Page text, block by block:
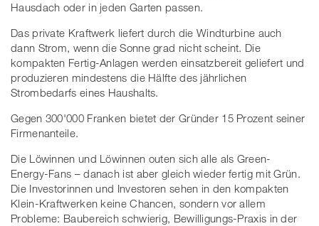
Hausdach oder in jeden Garten passen.
Das private Kraftwerk liefert durch die Windturbine auch
dann Strom, wenn die Sonne grad nicht scheint. Die
kompakten Fertig-Anlagen werden einsatzbereit geliefert und
produzieren mindestens die Hälfte des jährlichen
Strombedarfs eines Haushalts.
Gegen 300'000 Franken bietet der Gründer 15 Prozent seiner
Firmenanteile.
Die Löwinnen und Löwinnen outen sich alle als Green-
Energy-Fans – danach ist aber gleich wieder fertig mit Grün.
Die Investorinnen und Investoren sehen in den kompakten
Klein-Kraftwerken keine Chancen, sondern vor allem
Probleme: Baubereich schwierig, Bewilligungs-Praxis in der